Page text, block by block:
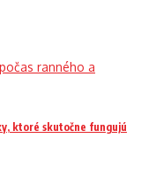
ktoré skutočne fungujú